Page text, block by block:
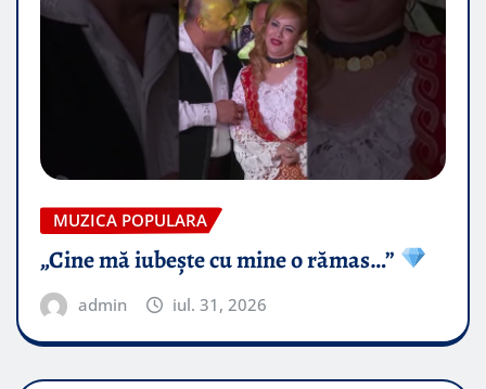
MUZICA POPULARA
„Cine mă iubește cu mine o rămas…”
admin iul. 31, 2026